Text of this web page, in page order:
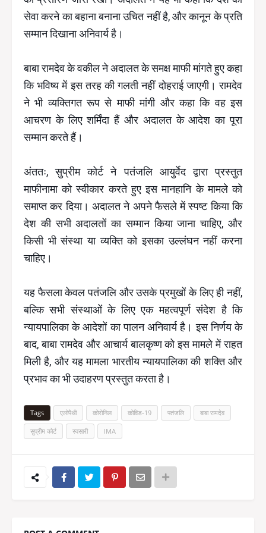
सेवा करने का बहाना बनाना उचित नहीं है, और कानून के प्रति
सम्मान दिखाना अनिवार्य है।
बाबा रामदेव के वकील ने अदालत के समक्ष माफी मांगते हुए कहा
कि भविष्य में इस तरह की गलती नहीं दोहराई जाएगी। रामदेव
ने भी व्यक्तिगत रूप से माफी मांगी और कहा कि वह इस
आचरण के लिए शर्मिंदा हैं और अदालत के आदेश का पूरा
सम्मान करते हैं।
अंततः, सुप्रीम कोर्ट ने पतंजलि आयुर्वेद द्वारा प्रस्तुत
माफीनामा को स्वीकार करते हुए इस मानहानि के मामले को
समाप्त कर दिया। अदालत ने अपने फैसले में स्पष्ट किया कि
देश की सभी अदालतों का सम्मान किया जाना चाहिए, और
किसी भी संस्था या व्यक्ति को इसका उल्लंघन नहीं करना
चाहिए।
यह फैसला केवल पतंजलि और उसके प्रमुखों के लिए ही नहीं,
बल्कि सभी संस्थाओं के लिए एक महत्वपूर्ण संदेश है कि
न्यायपालिका के आदेशों का पालन अनिवार्य है। इस निर्णय के
बाद, बाबा रामदेव और आचार्य बालकृष्ण को इस मामले में राहत
मिली है, और यह मामला भारतीय न्यायपालिका की शक्ति और
प्रभाव का भी उदाहरण प्रस्तुत करता है।
Tags एलोपैथी कोरोनिल कोविड-19 पतंजलि बाबा रामदेव
सुप्रीम कोर्ट स्वसारी IMA